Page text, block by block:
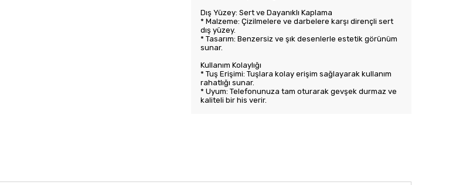
Dış Yüzey: Sert ve Dayanıklı Kaplama
* Malzeme: Çizilmelere ve darbelere karşı dirençli sert
dış yüzey.
* Tasarım: Benzersiz ve şık desenlerle estetik görünüm
sunar.
Kullanım Kolaylığı
* Tuş Erişimi: Tuşlara kolay erişim sağlayarak kullanım
rahatlığı sunar.
* Uyum: Telefonunuza tam oturarak gevşek durmaz ve
kaliteli bir his verir.